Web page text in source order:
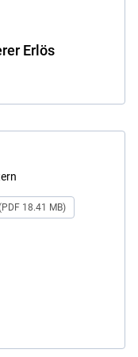
Erlös
18.41 MB)